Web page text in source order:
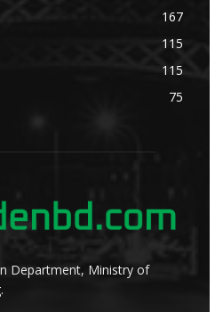
167
115
115
75
Department, Ministry of